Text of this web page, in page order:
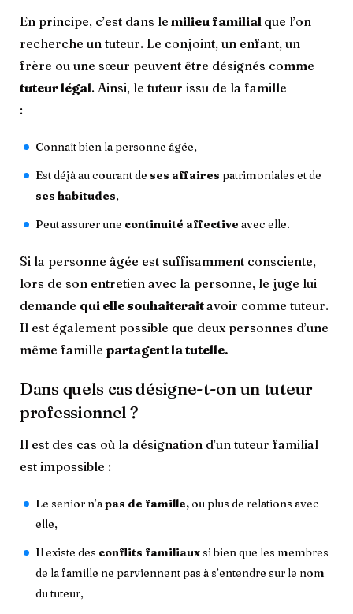
En principe, c’est dans le milieu familial que l’on
recherche un tuteur. Le conjoint, un enfant, un
frère ou une sœur peuvent être désignés comme
tuteur légal. Ainsi, le tuteur issu de la famille
Connaît bien la personne âgée,
Est déjà au courant de ses affaires patrimoniales et de
ses habitudes,
Peut assurer une continuité affective avec elle.
Si la personne âgée est suffisamment consciente,
lors de son entretien avec la personne, le juge lui
demande qui elle souhaiteraitavoir comme tuteur.
Il est également possible que deux personnes d’une
même famille partagent la tutelle.
Dans quels cas désigne-t-on un tuteur
professionnel ?
Il est des cas où la désignation d’un tuteur familial
est impossible :
Le senior n’apas de famille, ou plus de relations avec
elle,
Il existe des conflits familiaux si bien que les membres
de la famille ne parviennent pas à s’entendre sur le nom
du tuteur,